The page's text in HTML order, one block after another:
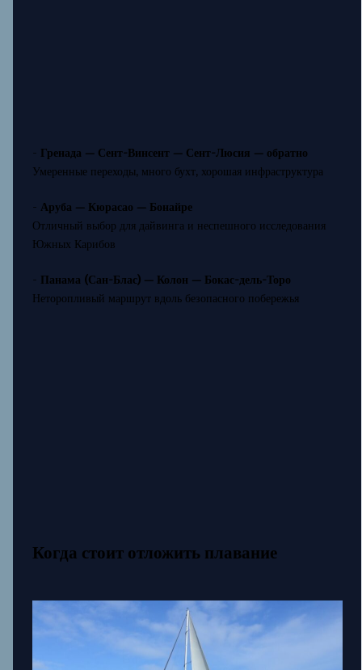
- Гренада — Сент-Винсент — Сент-Люсия — обратно
Умеренные переходы, много бухт, хорошая инфраструктура
- Аруба — Кюрасао — Бонайре
Отличный выбор для дайвинга и неспешного исследования
Южных Карибов
- Панама (Сан-Блас) — Колон — Бокас-дель-Торо
Неторопливый маршрут вдоль безопасного побережья
Когда стоит отложить плавание